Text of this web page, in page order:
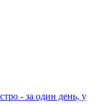
- за один день, у